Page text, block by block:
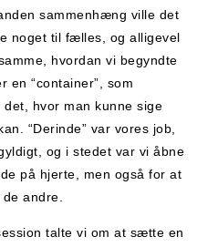
sammenhæng ville det
noget til fælles, og alligevel
hvordan vi begyndte
“container”, som
hvor man kunne sige
“Derinde” var vores job,
og i stedet var vi åbne
på hjerte, men også for at
andre.
talte vi om at sætte en